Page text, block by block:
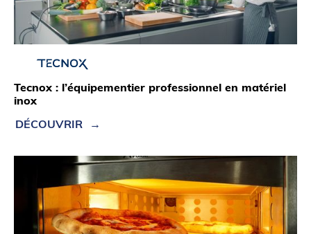
Tecnox : l’équipementier professionnel en matériel
inox
DÉCOUVRIR